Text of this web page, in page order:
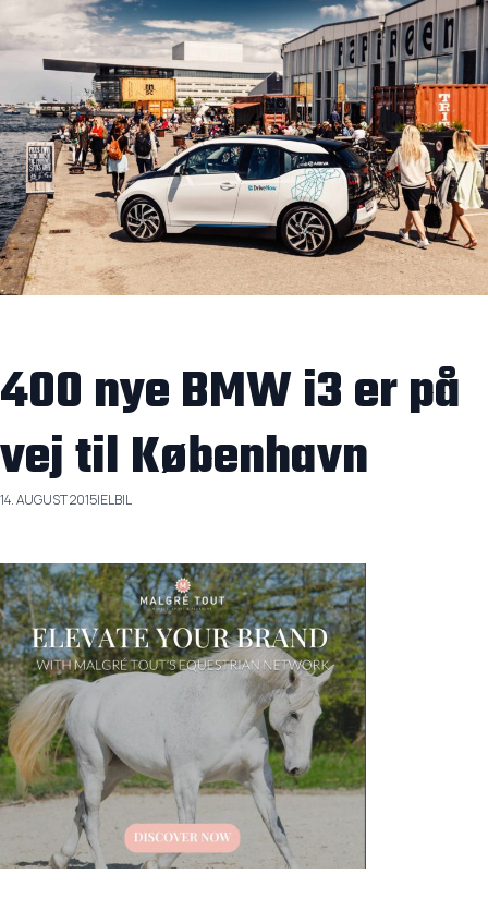
400 nye BMW i3 er på
vej til København
14. AUGUST 2015|ELBIL